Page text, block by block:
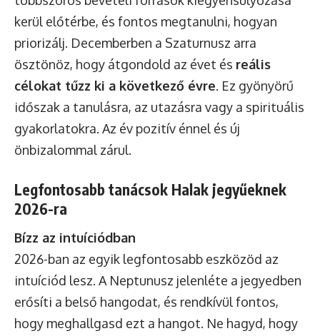
kerül előtérbe, és fontos megtanulni, hogyan
priorizálj. Decemberben a Szaturnusz arra
ösztönöz, hogy átgondold az évet és reális
célokat tűzz ki a következő évre. Ez gyönyörű
időszak a tanulásra, az utazásra vagy a spirituális
gyakorlatokra. Az év pozitív énnel és új
önbizalommal zárul.
Legfontosabb tanácsok Halak jegyűeknek
2026-ra
Bízz az intuíciódban
2026-ban az egyik legfontosabb eszközöd az
intuíciód lesz. A Neptunusz jelenléte a jegyedben
erősíti a belső hangodat, és rendkívül fontos,
hogy meghallgasd ezt a hangot. Ne hagyd, hogy